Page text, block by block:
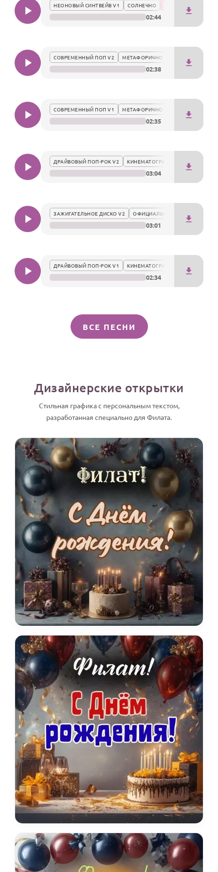
По годамНЕОНОВЫЙ СИНТВЕЙВ V1 СОЛНЕЧНО
02:44
СОВРЕМЕННЫЙ ПОП V2 МЕТАФОРИЧНО
02:38
СОВРЕМЕННЫЙ ПОП V1 МЕТАФОРИЧНО
02:35
ДРАЙВОВЫЙ ПОП-РОК V2 КИНЕМАТОГРАФИЧНО
03:04
ЗАЖИГАТЕЛЬНОЕ ДИСКО V2 ОФИЦИАЛЬНО
03:01
ДРАЙВОВЫЙ ПОП-РОК V1 КИНЕМАТОГРАФИЧНО
02:34
ВСЕ ПЕСНИ
Дизайнерские открытки
Стильная графика с персональным текстом,
разработанная специально для Филата.